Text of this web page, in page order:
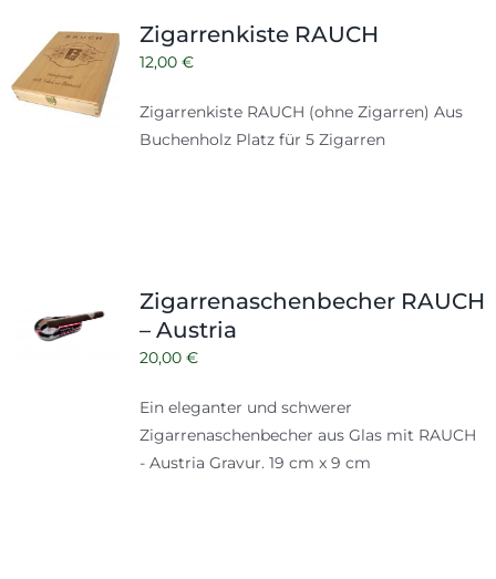
Zubehör
Zigarrenkiste RAUCH
12,00 €
Zigarrenkiste RAUCH (ohne Zigarren) Aus
Buchenholz Platz für 5 Zigarren
Zigarrenaschenbecher RAUCH
– Austria
20,00 €
Ein eleganter und schwerer
Zigarrenaschenbecher aus Glas mit RAUCH
- Austria Gravur. 19 cm x 9 cm